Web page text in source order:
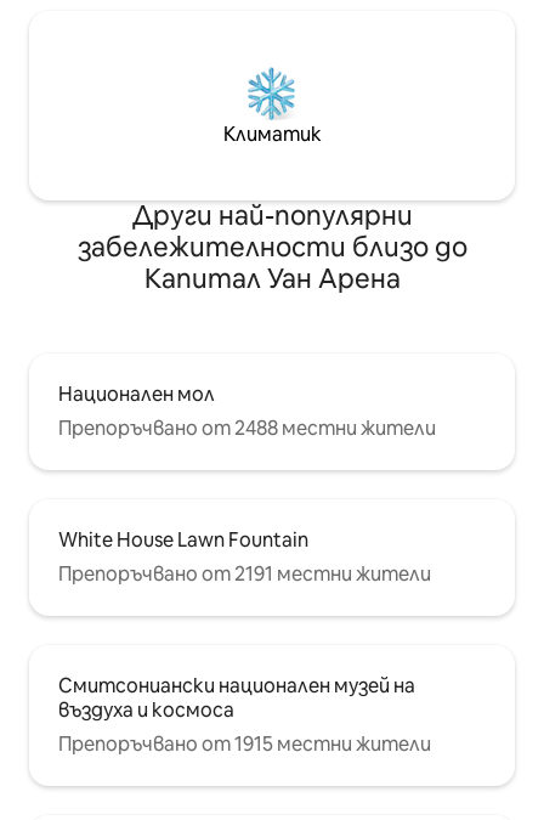
Климатик
Други най-популярни
забележителности близо до
Капитал Уан Арена
Национален мол
Препоръчвано от 2488 местни жители
White House Lawn Fountain
Препоръчвано от 2191 местни жители
Смитсониански национален музей на
въздуха и космоса
Препоръчвано от 1915 местни жители